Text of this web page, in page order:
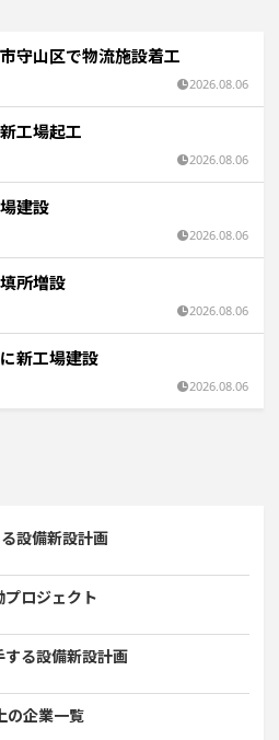
守山区で物流施設着工
2026.08.06
工場起工
2026.08.06
建設
2026.08.06
所増設
2026.08.06
新工場建設
2026.08.06
設備新設計画
ロジェクト
る設備新設計画
の企業一覧